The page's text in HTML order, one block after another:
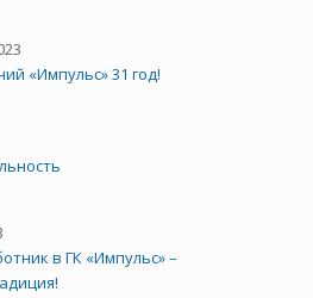
«Импульс» 31 год!
в ГК «Импульс» –